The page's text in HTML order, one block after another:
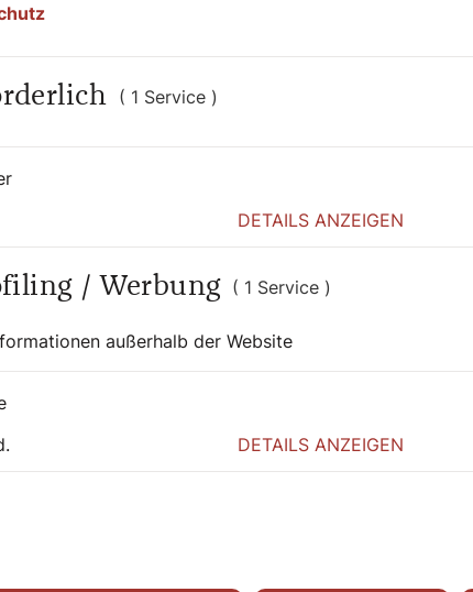
( 1 Service )
DETAILS ANZEIGEN
/ Werbung ( 1 Service )
außerhalb der Website
DETAILS ANZEIGEN